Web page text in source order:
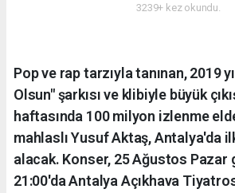
3239+ kez okundu.
Pop ve rap tarzıyla tanınan, 2019
Olsun" şarkısı ve klibiyle büyük
haftasında 100 milyon izlenme
mahlaslı Yusuf Aktaş, Antalya'da
alacak. Konser, 25 Ağustos Pazar
21:00'da Antalya Açıkhava